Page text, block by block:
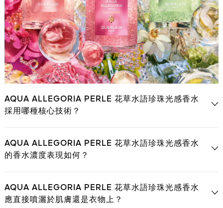
AQUA ALLEGORIA PERLE 花草水語珍珠光感香水
採用哪種核心技術？
AQUA ALLEGORIA PERLE 花草水語珍珠光感香水
的香水濃度表現如何？
AQUA ALLEGORIA PERLE 花草水語珍珠光感香水
應直接噴灑於肌膚還是衣物上？